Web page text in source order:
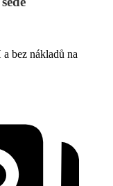
bez nákladů na